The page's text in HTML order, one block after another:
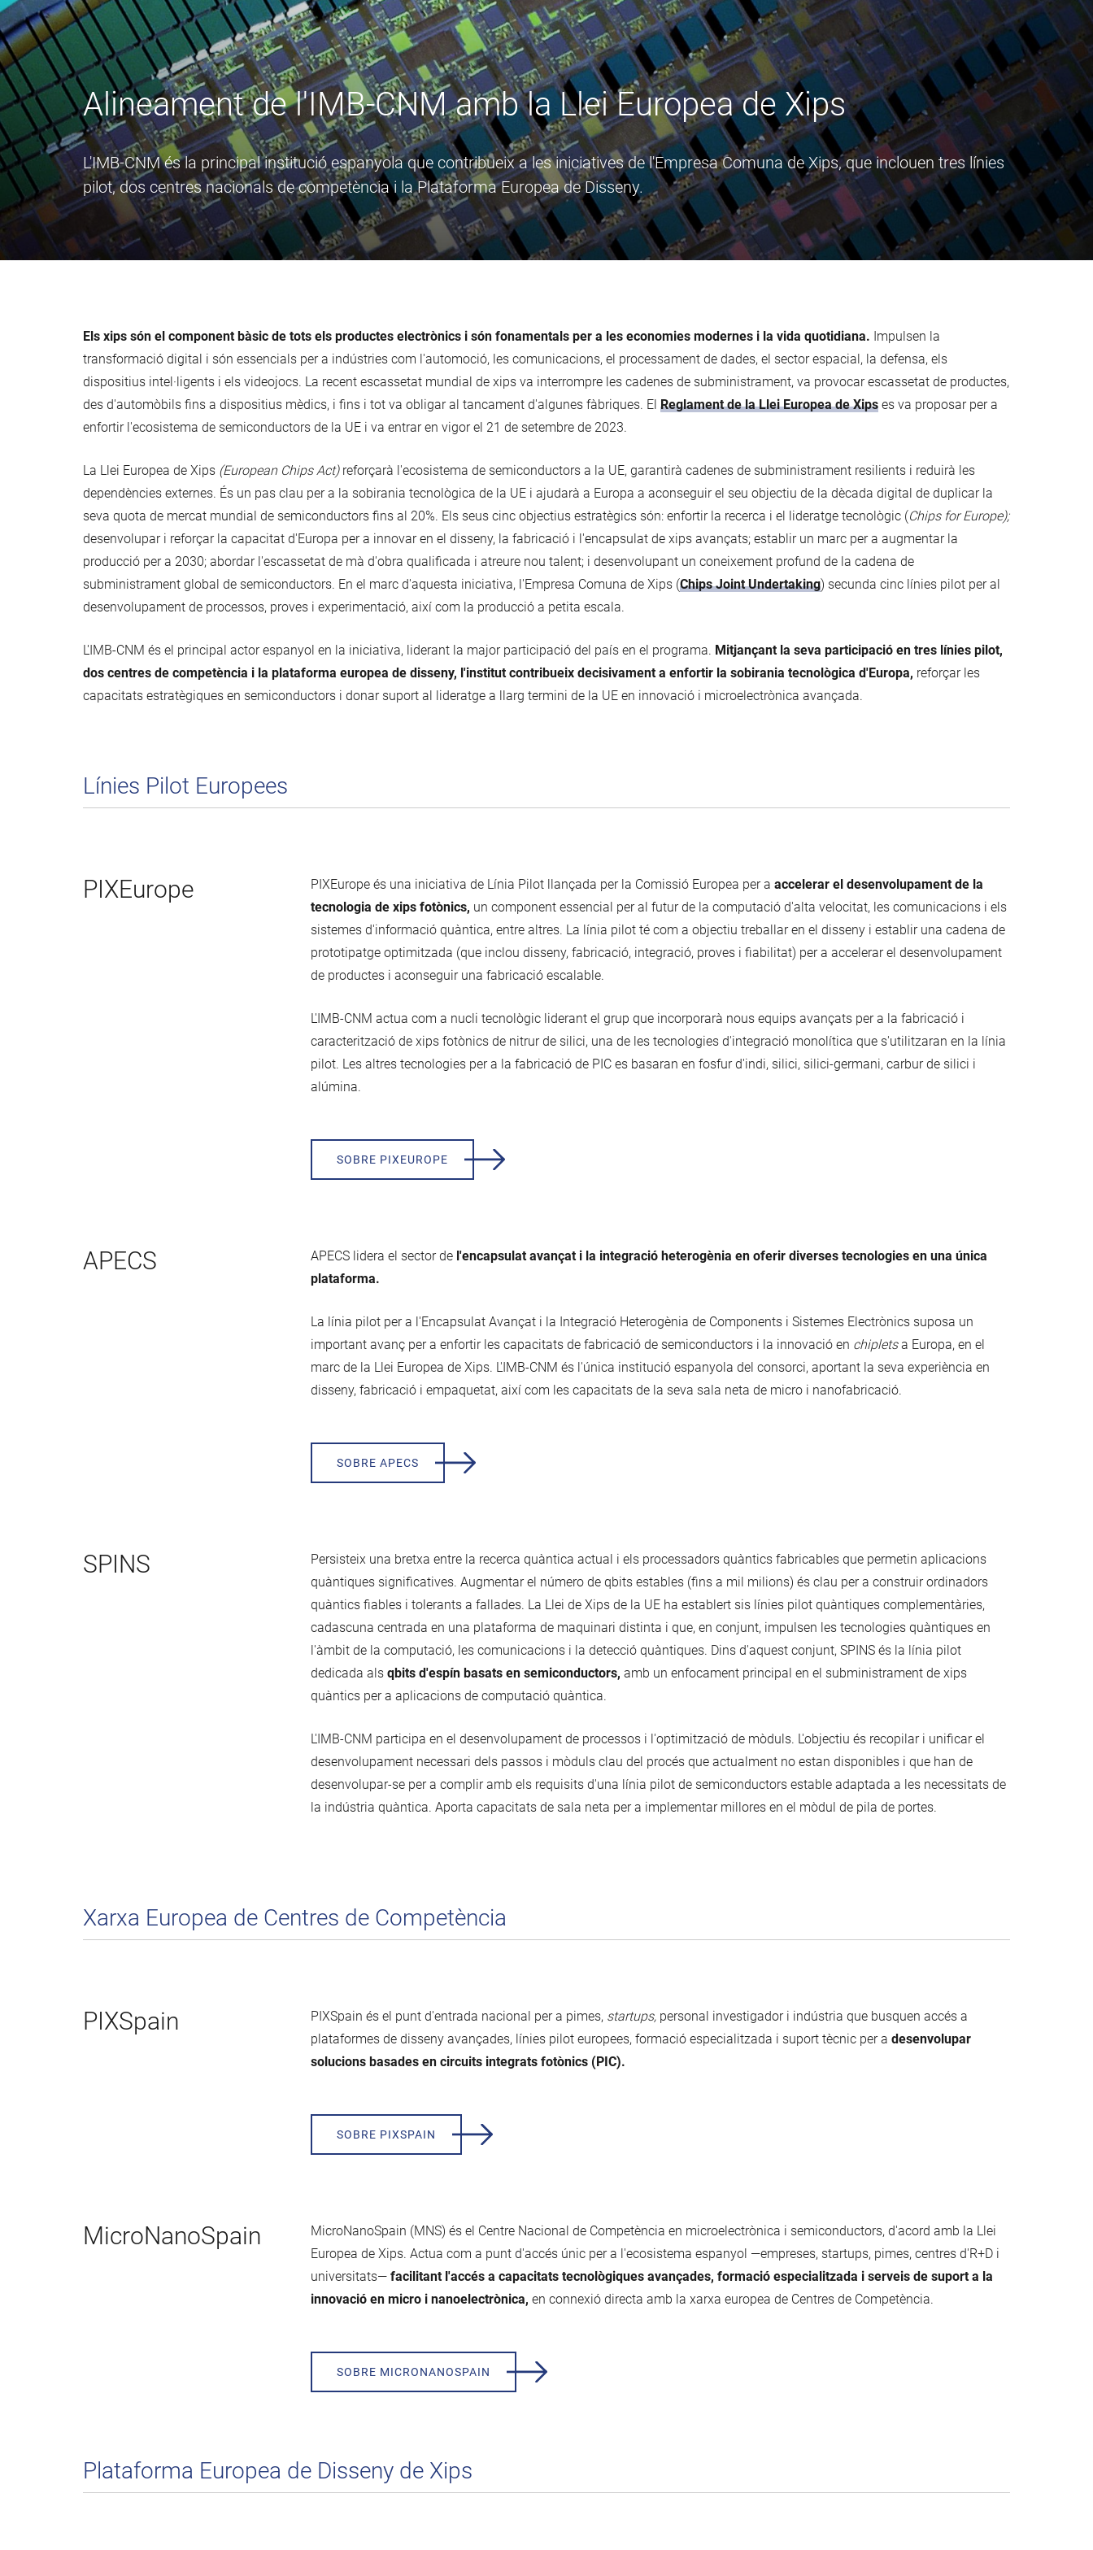
Alineament de l'IMB-CNM amb la Llei Europea de Xips
L'IMB-CNM és la principal institució espanyola que contribueix a les iniciatives de l'Empresa Comuna de Xips, que inclouen tres línies
pilot, dos centres nacionals de competència i la Plataforma Europea de Disseny.
Els xips són el component bàsic de tots els productes electrònics i són fonamentals per a les economies modernes i la vida quotidiana. Impulsen la
transformació digital i són essencials per a indústries com l'automoció, les comunicacions, el processament de dades, el sector espacial, la defensa, els
dispositius intel·ligents i els videojocs. La recent escassetat mundial de xips va interrompre les cadenes de subministrament, va provocar escassetat de productes,
des d'automòbils fins a dispositius mèdics, i fins i tot va obligar al tancament d'algunes fàbriques. El Reglament de la Llei Europea de Xips es va proposar per a
enfortir l'ecosistema de semiconductors de la UE i va entrar en vigor el 21 de setembre de 2023.
La Llei Europea de Xips (European Chips Act) reforçarà l'ecosistema de semiconductors a la UE, garantirà cadenes de subministrament resilients i reduirà les
dependències externes. És un pas clau per a la sobirania tecnològica de la UE i ajudarà a Europa a aconseguir el seu objectiu de la dècada digital de duplicar la
seva quota de mercat mundial de semiconductors fins al 20%. Els seus cinc objectius estratègics són: enfortir la recerca i el lideratge tecnològic (Chips for Europe);
desenvolupar i reforçar la capacitat d'Europa per a innovar en el disseny, la fabricació i l'encapsulat de xips avançats; establir un marc per a augmentar la
producció per a 2030; abordar l'escassetat de mà d'obra qualificada i atreure nou talent; i desenvolupant un coneixement profund de la cadena de
subministrament global de semiconductors. En el marc d'aquesta iniciativa, l'Empresa Comuna de Xips (Chips Joint Undertaking) secunda cinc línies pilot per al
desenvolupament de processos, proves i experimentació, així com la producció a petita escala.
L'IMB-CNM és el principal actor espanyol en la iniciativa, liderant la major participació del país en el programa. Mitjançant la seva participació en tres línies pilot,
dos centres de competència i la plataforma europea de disseny, l'institut contribueix decisivament a enfortir la sobirania tecnològica d'Europa, reforçar les
capacitats estratègiques en semiconductors i donar suport al lideratge a llarg termini de la UE en innovació i microelectrònica avançada.
Línies Pilot Europees
PIXEurope PIXEurope és una iniciativa de Línia Pilot llançada per la Comissió Europea per a accelerar el desenvolupament de la
tecnologia de xips fotònics, un component essencial per al futur de la computació d'alta velocitat, les comunicacions i els
sistemes d'informació quàntica, entre altres. La línia pilot té com a objectiu treballar en el disseny i establir una cadena de
prototipatge optimitzada (que inclou disseny, fabricació, integració, proves i fiabilitat) per a accelerar el desenvolupament
de productes i aconseguir una fabricació escalable.
L'IMB-CNM actua com a nucli tecnològic liderant el grup que incorporarà nous equips avançats per a la fabricació i
caracterització de xips fotònics de nitrur de silici, una de les tecnologies d'integració monolítica que s'utilitzaran en la línia
pilot. Les altres tecnologies per a la fabricació de PIC es basaran en fosfur d'indi, silici, silici-germani, carbur de silici i
alúmina.
SOBRE PIXEUROPE
APECS APECS lidera el sector de l'encapsulat avançat i la integració heterogènia en oferir diverses tecnologies en una única
plataforma.
La línia pilot per a l'Encapsulat Avançat i la Integració Heterogènia de Components i Sistemes Electrònics suposa un
important avanç per a enfortir les capacitats de fabricació de semiconductors i la innovació en chipletsa Europa, en el
marc de la Llei Europea de Xips. L'IMB-CNM és l'única institució espanyola del consorci, aportant la seva experiència en
disseny, fabricació i empaquetat, així com les capacitats de la seva sala neta de micro i nanofabricació.
SOBRE APECS
SPINS
Persisteix una bretxa entre la recerca quàntica actual i els processadors quàntics fabricables que permetin aplicacions
quàntiques significatives. Augmentar el número de qbits estables (fins a mil milions) és clau per a construir ordinadors
quàntics fiables i tolerants a fallades. La Llei de Xips de la UE ha establert sis línies pilot quàntiques complementàries,
cadascuna centrada en una plataforma de maquinari distinta i que, en conjunt, impulsen les tecnologies quàntiques en
l'àmbit de la computació, les comunicacions i la detecció quàntiques. Dins d'aquest conjunt, SPINS és la línia pilot
dedicada als qbits d'espín basats ​​en semiconductors, amb un enfocament principal en el subministrament de xips
quàntics per a aplicacions de computació quàntica.
L'IMB-CNM participa en el desenvolupament de processos i l'optimització de mòduls. L'objectiu és recopilar i unificar el
desenvolupament necessari dels passos i mòduls clau del procés que actualment no estan disponibles i que han de
desenvolupar-se per a complir amb els requisits d'una línia pilot de semiconductors estable adaptada a les necessitats de
la indústria quàntica. Aporta capacitats de sala neta per a implementar millores en el mòdul de pila de portes.
Xarxa Europea de Centres de Competència
PIXSpain PIXSpain és el punt d'entrada nacional per a pimes, startups, personal investigador i indústria que busquen accés a
plataformes de disseny avançades, línies pilot europees, formació especialitzada i suport tècnic per a desenvolupar
solucions basades en circuits integrats fotònics (PIC).
SOBRE PIXSPAIN
MicroNanoSpain
MicroNanoSpain (MNS) és el Centre Nacional de Competència en microelectrònica i semiconductors, d'acord amb la Llei
Europea de Xips. Actua com a punt d'accés únic per a l'ecosistema espanyol —empreses, startups, pimes, centres d'R+D i
universitats— facilitant l'accés a capacitats tecnològiques avançades, formació especialitzada i serveis de suport a la
innovació en micro i nanoelectrònica, en connexió directa amb la xarxa europea de Centres de Competència.
SOBRE MICRONANOSPAIN
Plataforma Europea de Disseny de Xips